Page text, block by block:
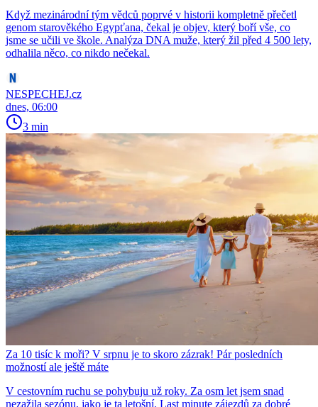
Když mezinárodní tým vědců poprvé v historii kompletně přečetl
genom starověkého Egypťana, čekal je objev, který boří vše, co
jsme se učili ve škole. Analýza DNA muže, který žil před 4 500 lety,
odhalila něco, co nikdo nečekal.
NESPECHEJ.cz
dnes, 06:00
3 min
Za 10 tisíc k moři? V srpnu je to skoro zázrak! Pár posledních
možností ale ještě máte
V cestovním ruchu se pohybuju už roky. Za osm let jsem snad
nezažila sezónu, jako je ta letošní. Last minute zájezdů za dobré